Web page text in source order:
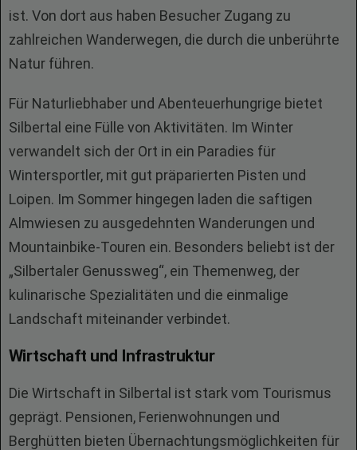
ist. Von dort aus haben Besucher Zugang zu
zahlreichen Wanderwegen, die durch die unberührte
Natur führen.
Für Naturliebhaber und Abenteuerhungrige bietet
Silbertal eine Fülle von Aktivitäten. Im Winter
verwandelt sich der Ort in ein Paradies für
Wintersportler, mit gut präparierten Pisten und
Loipen. Im Sommer hingegen laden die saftigen
Almwiesen zu ausgedehnten Wanderungen und
Mountainbike-Touren ein. Besonders beliebt ist der
„Silbertaler Genussweg“, ein Themenweg, der
kulinarische Spezialitäten und die einmalige
Landschaft miteinander verbindet.
Wirtschaft und Infrastruktur
Die Wirtschaft in Silbertal ist stark vom Tourismus
geprägt. Pensionen, Ferienwohnungen und
Berghütten bieten Übernachtungsmöglichkeiten für